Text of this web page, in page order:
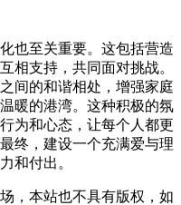
也至关重要。这包括营造
相支持，共同面对挑战。
间的和谐相处，增强家庭
暖的港湾。这种积极的氛
为和心态，让每个人都更
终，建设一个充满爱与理
和付出。
，本站也不具有版权，如